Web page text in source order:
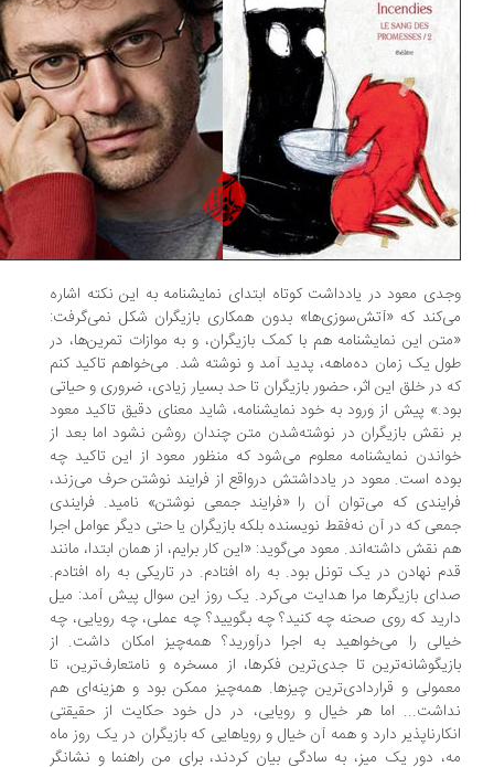
معود در یادداشت کوتاه ابتدای نمایشنامه به این نکته اشاره
که «آتش‌سوزی‌ها» بدون همکاری بازیگران شکل نمی‌گرفت:
این نمایشنامه هم با کمک بازیگران، و به موازات تمرین‌ها، در
یک زمان ده‌ماهه، پدید آمد و نوشته شد. می‌خواهم تاکید کنم
در خلق این اثر، حضور بازیگران تا حد بسیار زیادی، ضروری و حیاتی
پیش از ورود به خود نمایشنامه، شاید معنای دقیق تاکید معود
نقش بازیگران در نوشته‌شدن متن چندان روشن نشود اما بعد از
نمایشنامه معلوم می‌شود که منظور معود از این تاکید چه
است. معود در یادداشتش درواقع از فرایند نوشتن حرف می‌زند،
که می‌توان آن را «فرایند جمعی نوشتن» نامید. فرایندی
که در آن نه‌فقط نویسنده بلکه بازیگران یا حتی دیگر عوامل اجرا
نقش داشته‌اند. معود می‌گوید: «این کار برایم، از همان ابتدا، مانند
نهادن در یک تونل بود. به راه افتادم. در تاریکی به راه افتادم.
بازیگرها مرا هدایت می‌کرد. یک روز این سوال پیش آمد: میل
که روی صحنه چه کنید؟ چه بگویید؟ چه عملی، چه رویایی، چه
را می‌خواهید به اجرا درآورید؟ همه‌چیز امکان داشت. از
تا جدی‌ترین فکرها، از مسخره‌ و نامتعارف‌ترین، تا
و قراردادی‌ترین چیزها. همه‌چیز ممکن بود و هزینه‌ای هم
اما هر خیال و رویایی، در دل خود حکایت از حقیقتی
دارد و همه آن خیال و رویاهایی که بازیگران در یک روز ماه
دور یک میز، به سادگی بیان کردند، برای من راهنما و نشانگر